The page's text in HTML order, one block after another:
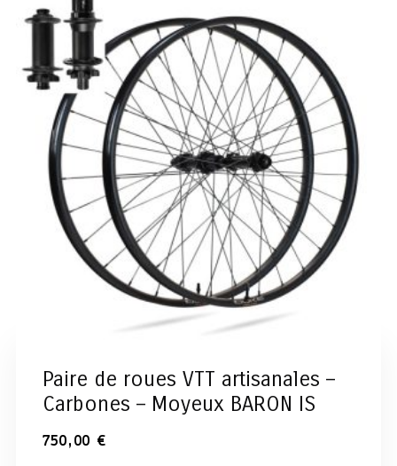
Paire de roues VTT artisanales –
Carbones – Moyeux BARON IS
750,00 €